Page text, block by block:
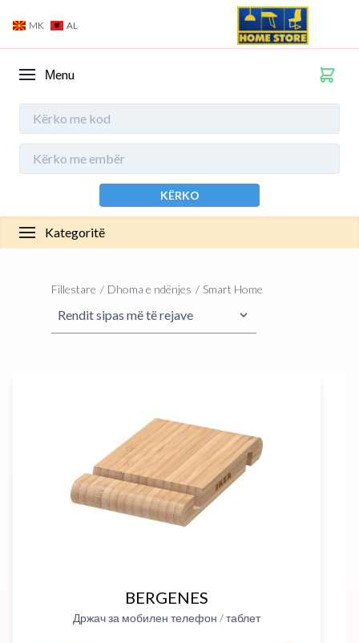
MK AL
Мenu
KËRKO
Kategoritë
Fillestare Dhoma e ndënjes Smart Home
BERGENES
Држач за мобилен телефон / таблет